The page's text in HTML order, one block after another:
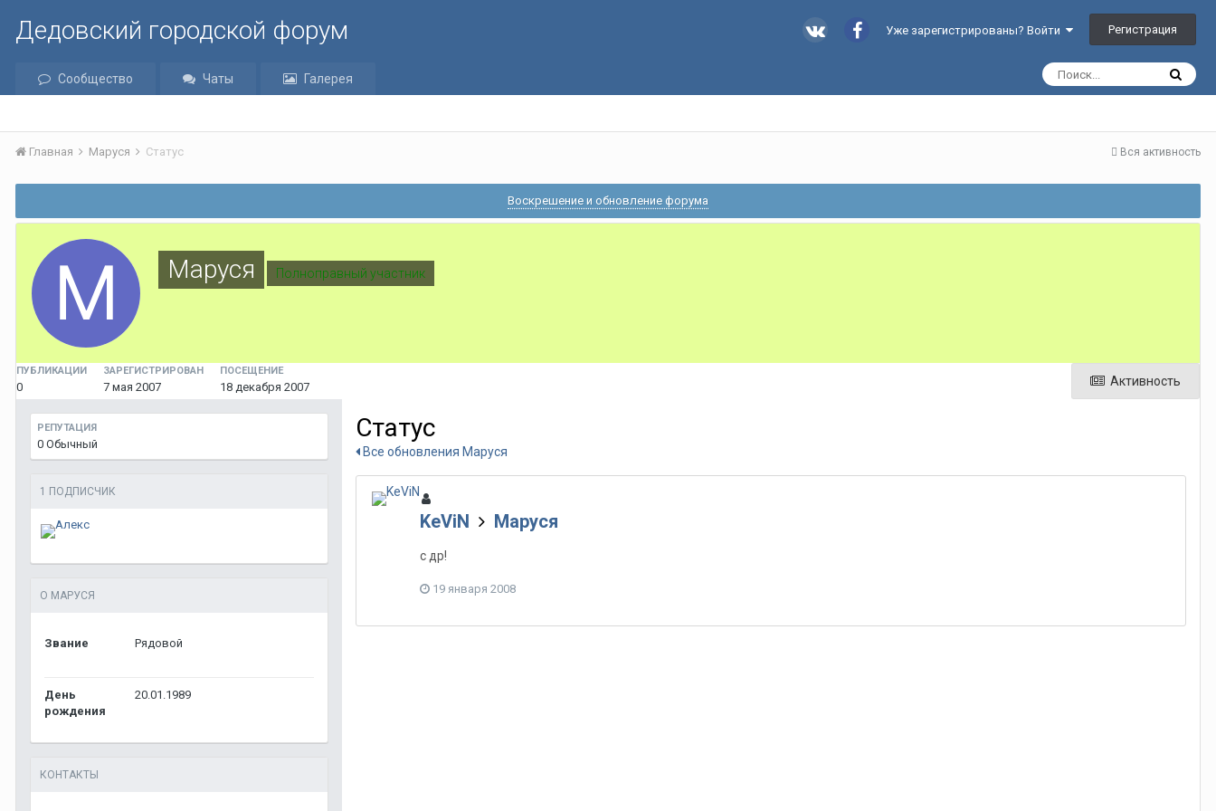
Дедовский городской форум Уже зарегистрированы? Войти Регистрация
Сообщество Чаты Галерея
Вся активность
Главная Маруся Статус
Воскрешение и обновление форума
Маруся Полноправный участник
Активность
ПУБЛИКАЦИИ
0
ЗАРЕГИСТРИРОВАН
7 мая 2007
ПОСЕЩЕНИЕ
18 декабря 2007
РЕПУТАЦИЯ
0 Обычный
1 ПОДПИСЧИК
О МАРУСЯ
Звание Рядовой
День
рождения
20.01.1989
КОНТАКТЫ
Статус
Все обновления Маруся
KeViN Маруся
с др!
19 января 2008